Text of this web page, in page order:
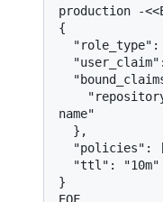
production -
{
name"
}